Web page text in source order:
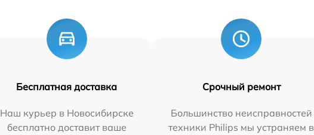
Бесплатная доставка
Наш курьер в Новосибирске
бесплатно доставит ваше
Срочный ремонт
Большинство неисправностей
техники Philips мы устраняем в